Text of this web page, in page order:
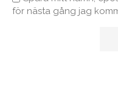
för nästa gång jag